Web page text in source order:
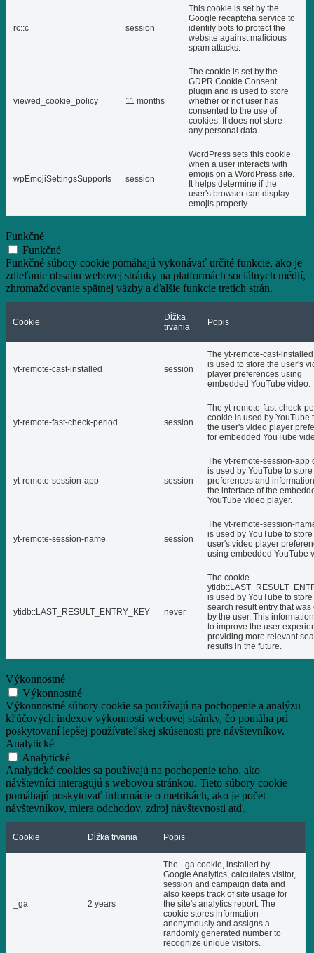
rc::c session
This cookie is set by the
Google recaptcha service to
identify bots to protect the
website against malicious
spam attacks.
viewed_cookie_policy 11 months
The cookie is set by the
GDPR Cookie Consent
plugin and is used to store
whether or not user has
consented to the use of
cookies. It does not store
any personal data.
wpEmojiSettingsSupports session
WordPress sets this cookie
when a user interacts with
emojis on a WordPress site.
It helps determine if the
user's browser can display
emojis properly.
Funkčné
Funkčné
Funkčné súbory cookie pomáhajú vykonávať určité funkcie, ako je
zdieľanie obsahu webovej stránky na platformách sociálnych médií,
zhromažďovanie spätnej väzby a ďalšie funkcie tretích strán.
Cookie
Dĺžka
trvania
Popis
yt-remote-cast-installed session
The yt-remote-cast-
is used to store the user's
player preferences using
embedded YouTube video.
yt-remote-fast-check-period session
The yt-remote-fast-check-
cookie is used by YouTube
the user's video player
for embedded YouTube
yt-remote-session-app session
The yt-remote-session-app
is used by YouTube to
preferences and
the interface of the
YouTube video player.
yt-remote-session-name session
The yt-remote-session-
is used by YouTube to
user's video player
using embedded YouTube
ytidb::LAST_RESULT_ENTRY_KEY never
The cookie
is used by YouTube to
search result entry that was
by the user. This
to improve the user
providing more relevant
results in the future.
Výkonnostné
Výkonnostné
Výkonnostné súbory cookie sa používajú na pochopenie a analýzu
kľúčových indexov výkonnosti webovej stránky, čo pomáha pri
poskytovaní lepšej používateľskej skúsenosti pre návštevníkov.
Analytické
Analytické
Analytické cookies sa používajú na pochopenie toho, ako
návštevníci interagujú s webovou stránkou. Tieto súbory cookie
pomáhajú poskytovať informácie o metrikách, ako je počet
návštevníkov, miera odchodov, zdroj návštevnosti atď.
Cookie Dĺžka trvania Popis
_ga 2 years
The _ga cookie, installed by
Google Analytics, calculates visitor,
session and campaign data and
also keeps track of site usage for
the site's analytics report. The
cookie stores information
anonymously and assigns a
randomly generated number to
recognize unique visitors.